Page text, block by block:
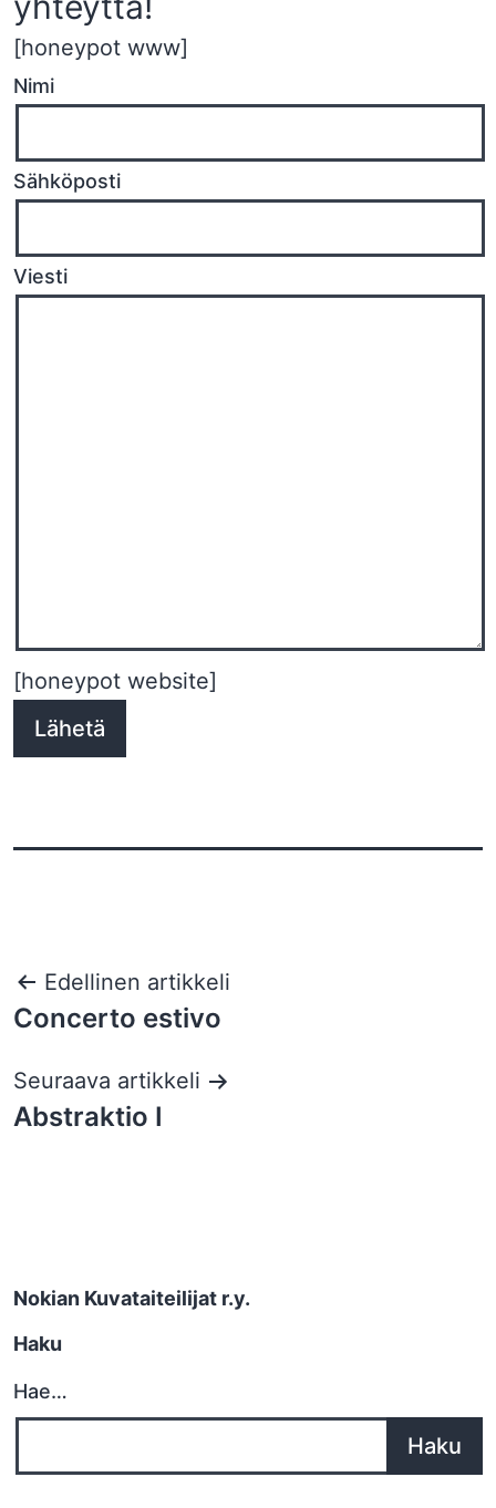
[honeypot www]
Nimi
Sähköposti
Viesti
[honeypot website]
Artikkelien
selaus
Edellinen artikkeli
Concerto estivo
Seuraava artikkeli
Abstraktio I
Nokian Kuvataiteilijat r.y.
Haku
Hae…